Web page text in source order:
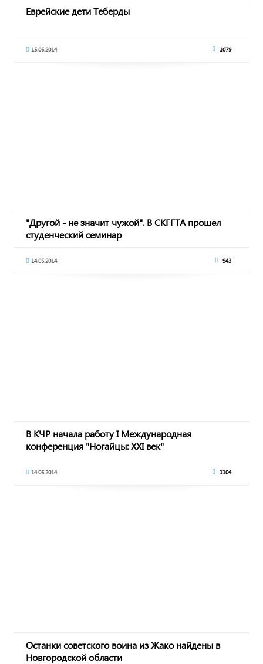
Еврейские дети Теберды
15.05.2014 1079
"Другой - не значит чужой". В СКГГТА прошел
студенческий семинар
14.05.2014 943
В КЧР начала работу I Международная
конференция "Ногайцы: XXI век"
14.05.2014 1104
Останки советского воина из Жако найдены в
Новгородской области